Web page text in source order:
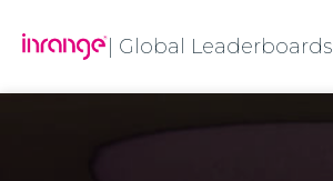
| Global Leaderboards